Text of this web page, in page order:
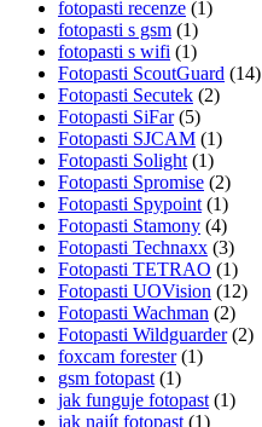
fotopasti recenze (1)
fotopasti s gsm (1)
fotopasti s wifi (1)
Fotopasti ScoutGuard (14)
Fotopasti Secutek (2)
Fotopasti SiFar(5)
Fotopasti SJCAM (1)
Fotopasti Solight (1)
Fotopasti Spromise (2)
Fotopasti Spypoint (1)
Fotopasti Stamony (4)
Fotopasti Technaxx (3)
Fotopasti TETRAO (1)
Fotopasti UOVision (12)
Fotopasti Wachman (2)
Fotopasti Wildguarder(2)
foxcam forester(1)
gsm fotopast (1)
jak funguje fotopast (1)
jak najít fotopast (1)